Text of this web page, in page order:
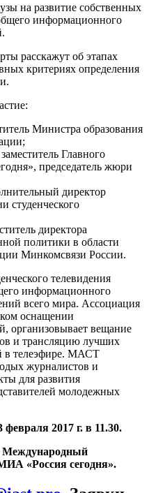
на развитие собственных
информационного
расскажут об этапах
критериях определения
Министра образования
Главного
председатель жюри
директор
студенческого
директора
политики в области
Минкомсвязи России.
телевидения
информационного
всего мира. Ассоциация
оснащении
организовывает вещание
и трансляцию лучших
в телеэфире. МАСТ
журналистов и
для развития
молодежных
2017 г. в 11.30.
Международный
«Россия сегодня».